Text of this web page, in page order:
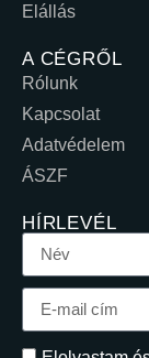
Elállás
A CÉGRŐL
Rólunk
Kapcsolat
Adatvédelem
ÁSZF
HÍRLEVÉL